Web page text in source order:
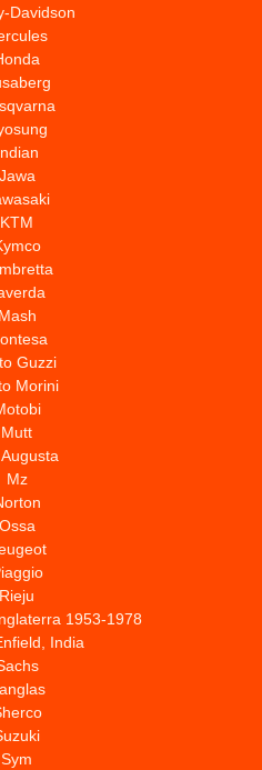
Davidson
Jawa
KTM
Mash
Guzzi
Morini
Mutt
Mz
Ossa
Rieju
1953-1978
India
Sym